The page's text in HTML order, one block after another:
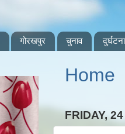
गोरखपुर चुनाव दुर्घटना
Home
FRIDAY,